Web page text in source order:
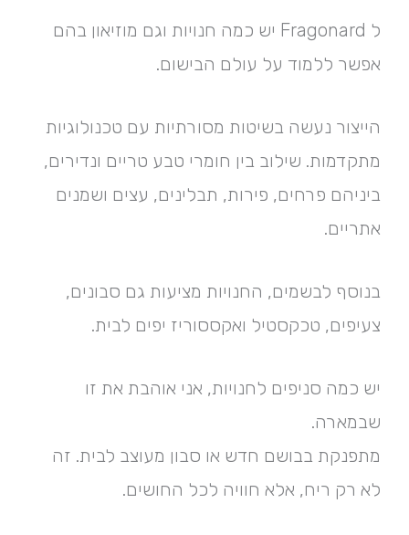
ל Fragonard יש כמה חנויות וגם מוזיאון בהם
אפשר ללמוד על עולם הבישום.
הייצור נעשה בשיטות מסורתיות עם טכנולוגיות
מתקדמות. שילוב בין חומרי טבע טריים ונדירים,
ביניהם פרחים, פירות, תבלינים, עצים ושמנים
אתריים.
בנוסף לבשמים, החנויות מציעות גם סבונים,
צעיפים, טכקסטיל ואקססוריז יפים לבית.
יש כמה סניפים לחנויות, אני אוהבת את זו
שבמארה.
מתפנקת בבושם חדש או סבון מעוצב לבית. זה
לא רק ריח, אלא חוויה לכל החושים.